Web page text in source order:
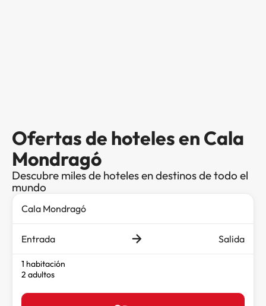
Ofertas de hoteles en Cala
Mondragó
Descubre miles de hoteles en destinos de todo el
mundo
Entrada Salida
1 habitación
2 adultos